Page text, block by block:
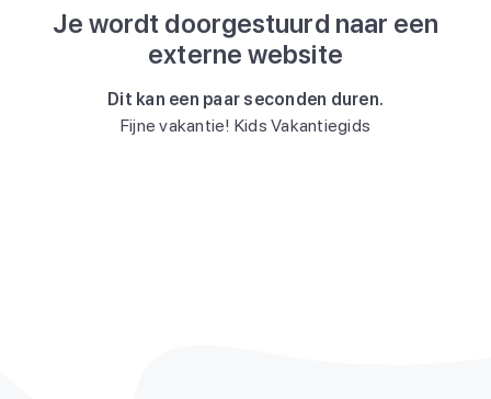
Je wordt doorgestuurd naar een
externe website
Dit kan een paar seconden duren.
Fijne vakantie! Kids Vakantiegids